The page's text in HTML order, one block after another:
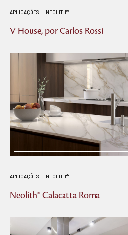
APLICAÇÕES NEOLITH®
V House, por Carlos Rossi
APLICAÇÕES NEOLITH®
Neolith® Calacatta Roma